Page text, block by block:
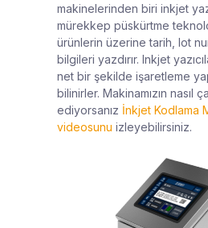
makinelerinden biri inkjet
mürekkep püskürtme
ürünlerin üzerine tarih, lot
bilgileri yazdırır. Inkjet
net bir şekilde işaretleme
bilinirler. Makinamızın nasıl
ediyorsanız İnkjet Kodlama
videosunu izleyebilirsiniz.